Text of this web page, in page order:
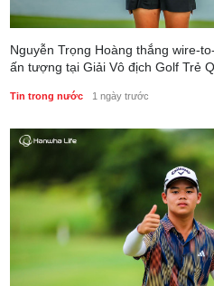
Nguyễn Trọng Hoàng thắng wire-
ấn tượng tại Giải Vô địch Golf Trẻ
Tin trong nước 1 ngày trước